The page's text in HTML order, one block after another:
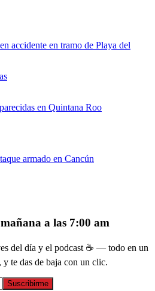
accidente en tramo de Playa del
en Quintana Roo
armado en Cancún
a las 7:00 am
del día y el podcast ☕ — todo en un
te das de baja con un clic.
Suscribirme